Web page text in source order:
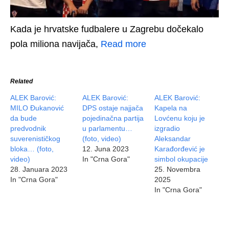
Kada je hrvatske fudbalere u Zagrebu dočekalo
pola miliona navijača, Read more
Related
ALEK Barović:
MILO Đukanović
da bude
predvodnik
suverenističkog
bloka… (foto,
video)
28. Januara 2023
In "Crna Gora"
ALEK Barović:
DPS ostaje najjača
pojedinačna partija
u parlamentu…
(foto, video)
12. Juna 2023
In "Crna Gora"
ALEK Barović:
Kapela na
Lovćenu koju je
izgradio
Aleksandar
Karađorđević je
simbol okupacije
25. Novembra
2025
In "Crna Gora"